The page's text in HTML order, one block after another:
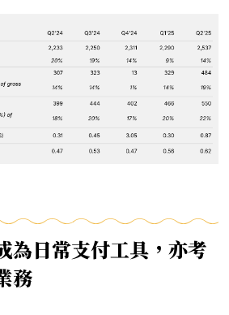
為日常支付工具，亦考
務